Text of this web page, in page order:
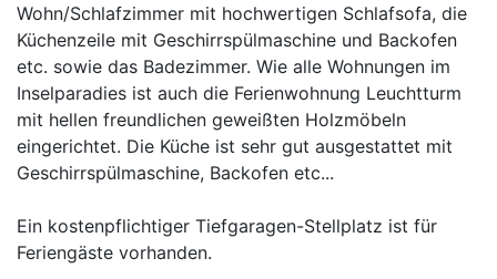
Wohn/Schlafzimmer mit hochwertigen Schlafsofa, die
Küchenzeile mit Geschirrspülmaschine und Backofen
etc. sowie das Badezimmer. Wie alle Wohnungen im
Inselparadies ist auch die Ferienwohnung Leuchtturm
mit hellen freundlichen geweißten Holzmöbeln
eingerichtet. Die Küche ist sehr gut ausgestattet mit
Geschirrspülmaschine, Backofen etc...
Ein kostenpflichtiger Tiefgaragen-Stellplatz ist für
Feriengäste vorhanden.